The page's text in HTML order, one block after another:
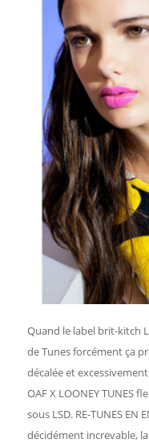
Quand le label brit-kitch
de Tunes forcément ça
décalée et
OAF X LOONEY TUNES
sous LSD. RE-TUNES EN
décidément increvable,